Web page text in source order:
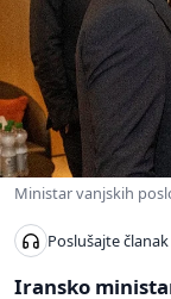
Ministar vanjskih
Poslušajte članak
Iransko